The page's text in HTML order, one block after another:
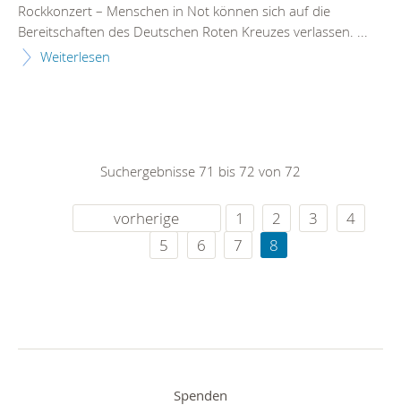
Rockkonzert – Menschen in Not können sich auf die
Bereitschaften des Deutschen Roten Kreuzes verlassen. ...
Weiterlesen
Suchergebnisse 71 bis 72 von 72
vorherige 1 2 3
4
5
6 7 8
Spenden